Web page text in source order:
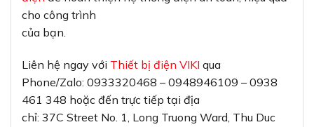
cho công trình
của bạn.
Liên hệ ngay với Thiết bị điện VIKI qua
Phone/Zalo: 0933320468 – 0948946109 – 0938
461 348 hoặc đến trực tiếp tại địa
chỉ: 37C Street No. 1, Long Truong Ward, Thu Duc